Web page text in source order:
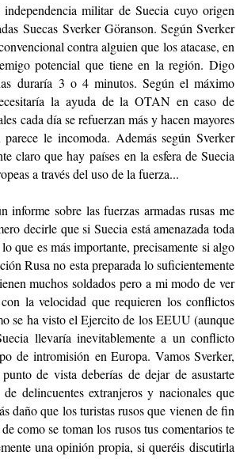
militar de Suecia cuyo origen
Suecas Sverker Göranson. Según Sverker
contra alguien que los atacase, en
potencial que tiene en la región. Digo
duraría 3 o 4 minutos. Según el máximo
la ayuda de la OTAN en caso de
cada día se refuerzan más y hacen mayores
le incomoda. Además según Sverker
claro que hay países en la esfera de Suecia
a través del uso de la fuerza...
sobre las fuerzas armadas rusas me
decirle que si Suecia está amenazada toda
que es más importante, precisamente si algo
Rusa no esta preparada lo suficientemente
muchos soldados pero a mi modo de ver
la velocidad que requieren los conflictos
se ha visto el Ejercito de los EEUU (aunque
llevaría inevitablemente a un conflicto
de intromisión en Europa. Vamos Sverker,
de vista deberías de dejar de asustarte
delincuentes extranjeros y nacionales que
daño que los turistas rusos que vienen de fin
como se toman los rusos tus comentarios te
una opinión propia, si queréis discutirla